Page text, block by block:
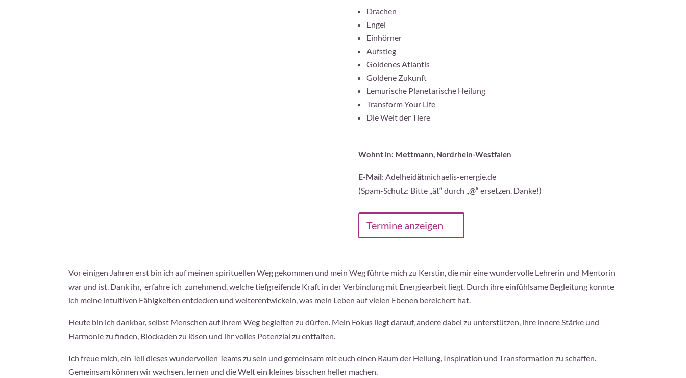
Drachen
Engel
Einhörner
Aufstieg
Goldenes Atlantis
Goldene Zukunft
Lemurische Planetarische Heilung
Transform Your Life
Die Welt der Tiere
Wohnt in: Mettmann, Nordrhein-Westfalen
E-Mail: Adelheidätmichaelis-energie.de
(Spam-Schutz: Bitte „ät“ durch „@“ ersetzen. Danke!)
Termine anzeigen
Vor einigen Jahren erst bin ich auf meinen spirituellen Weg gekommen und mein Weg führte mich zu Kerstin, die mir eine wundervolle Lehrerin und Mentorin
war und ist. Dank ihr, erfahre ich zunehmend, welche tiefgreifende Kraft in der Verbindung mit Energiearbeit liegt. Durch ihre einfühlsame Begleitung konnte
ich meine intuitiven Fähigkeiten entdecken und weiterentwickeln, was mein Leben auf vielen Ebenen bereichert hat.
Heute bin ich dankbar, selbst Menschen auf ihrem Weg begleiten zu dürfen. Mein Fokus liegt darauf, andere dabei zu unterstützen, ihre innere Stärke und
Harmonie zu finden, Blockaden zu lösen und ihr volles Potenzial zu entfalten.
Ich freue mich, ein Teil dieses wundervollen Teams zu sein und gemeinsam mit euch einen Raum der Heilung, Inspiration und Transformation zu schaffen.
Gemeinsam können wir wachsen, lernen und die Welt ein kleines bisschen heller machen.